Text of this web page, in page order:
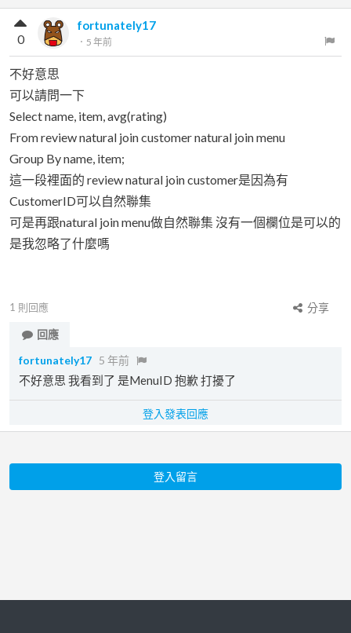
fortunately17
． 5 年前
0
不好意思
可以請問一下
Select name, item, avg(rating)
From review natural join customer natural join menu
Group By name, item;
這一段裡面的 review natural join customer是因為有
CustomerID可以自然聯集
可是再跟natural join menu做自然聯集 沒有一個欄位是可以的
是我忽略了什麼嗎
1 則回應
分享
回應
fortunately17 5 年前
不好意思 我看到了 是MenuID 抱歉 打擾了
登入發表回應
登入留言